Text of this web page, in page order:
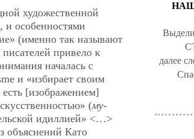
художественной
и особенностями
(именно так называют
привело к
началась с
и «избирает своим
[изображением]
(му-
идиллией» <…>
объяснений Като
далее